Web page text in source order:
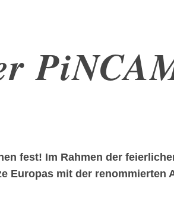
fest! Im Rahmen der
Europas mit der renommierten